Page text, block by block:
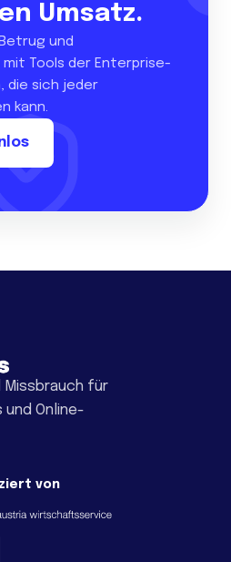
Umsatz.
und
Tools der Enterprise-
die sich jeder
kann.
Missbrauch für
Online-
von